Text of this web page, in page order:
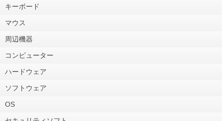
キーボード
マウス
周辺機器
コンピューター
ハードウェア
ソフトウェア
OS